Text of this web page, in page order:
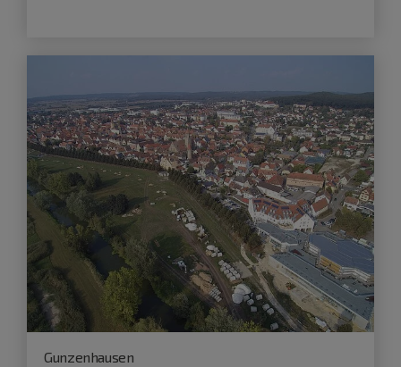
Gunzenhausen